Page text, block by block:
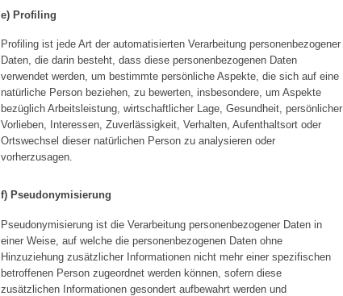
e) Profiling
Profiling ist jede Art der automatisierten Verarbeitung personenbezogener
Daten, die darin besteht, dass diese personenbezogenen Daten
verwendet werden, um bestimmte persönliche Aspekte, die sich auf eine
natürliche Person beziehen, zu bewerten, insbesondere, um Aspekte
bezüglich Arbeitsleistung, wirtschaftlicher Lage, Gesundheit, persönlicher
Vorlieben, Interessen, Zuverlässigkeit, Verhalten, Aufenthaltsort oder
Ortswechsel dieser natürlichen Person zu analysieren oder
vorherzusagen.
f) Pseudonymisierung
Pseudonymisierung ist die Verarbeitung personenbezogener Daten in
einer Weise, auf welche die personenbezogenen Daten ohne
Hinzuziehung zusätzlicher Informationen nicht mehr einer spezifischen
betroffenen Person zugeordnet werden können, sofern diese
zusätzlichen Informationen gesondert aufbewahrt werden und